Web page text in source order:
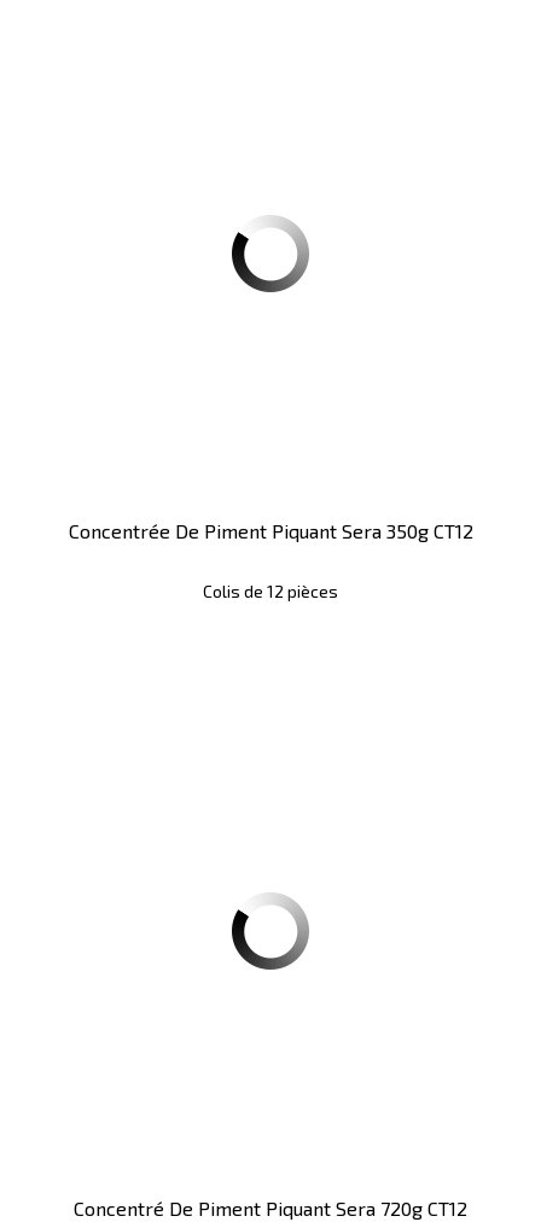
Concentrée De Piment Piquant Sera 350g CT12
Colis de 12 pièces
Concentré De Piment Piquant Sera 720g CT12